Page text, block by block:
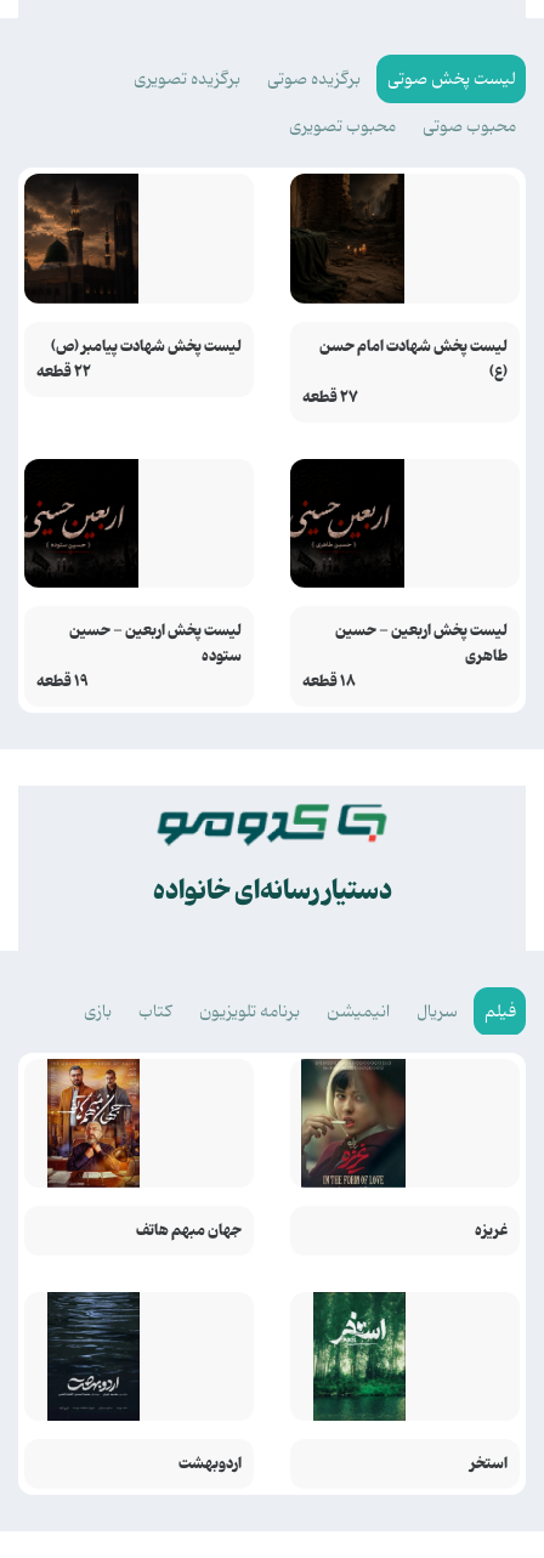
لیست پخش صوتی برگزیده صوتی
برگزیده تصویری
محبوب صوتی
محبوب تصویری
۲۷ قطعه
لیست پخش شهادت امام حسن
(ع)
۲۲ قطعه
لیست پخش شهادت پیامبر (ص)
۱۸ قطعه
لیست پخش اربعین - حسین
طاهری
۱۹ قطعه
لیست پخش اربعین - حسین
ستوده
دستیار رسانه‌ای خانواده
فیلم سریال انیمیشن برنامه تلویزیون کتاب بازی
غریزه جهان مبهم هاتف
استخر اردوبهشت